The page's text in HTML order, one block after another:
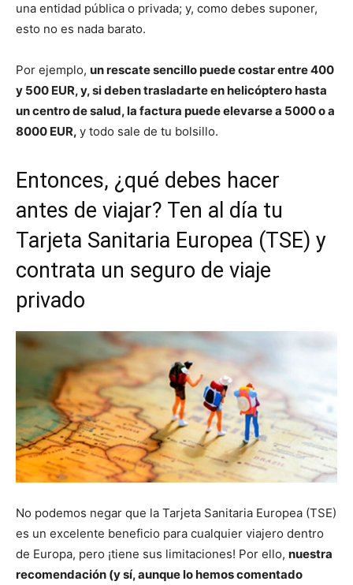
una entidad pública o privada; y, como debes suponer,
esto no es nada barato.
Por ejemplo, un rescate sencillo puede costar entre 400
y 500 EUR, y, si deben trasladarte en helicóptero hasta
un centro de salud, la factura puede elevarse a 5000 o a
8000 EUR, y todo sale de tu bolsillo.
Entonces, ¿qué debes hacer
antes de viajar? Ten al día tu
Tarjeta Sanitaria Europea (TSE) y
contrata un seguro de viaje
privado
No podemos negar que la Tarjeta Sanitaria Europea (TSE)
es un excelente beneficio para cualquier viajero dentro
de Europa, pero ¡tiene sus limitaciones! Por ello, nuestra
recomendación (y sí, aunque lo hemos comentado